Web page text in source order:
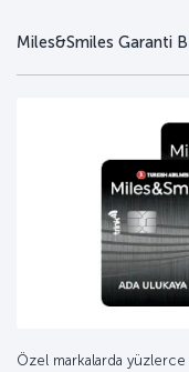
Miles&Smiles Garanti
Özel markalarda yüzlerce